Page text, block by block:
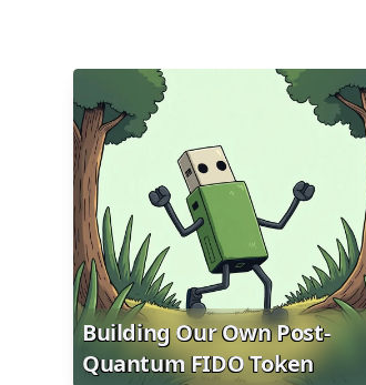
Building Our Own Post-
Quantum FIDO Token